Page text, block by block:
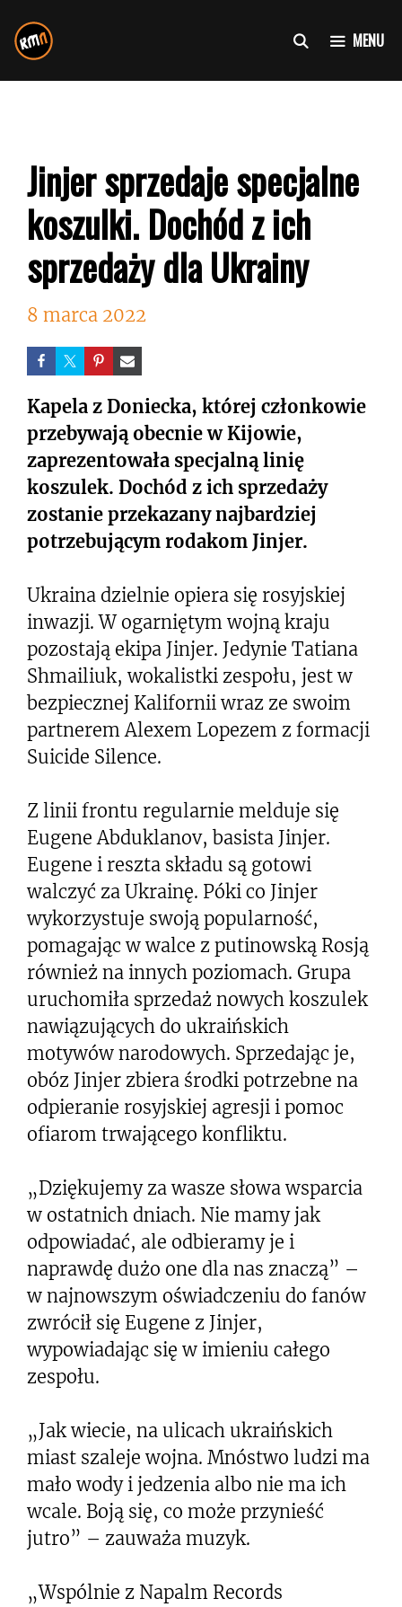
do
treści
MENU
Jinjer sprzedaje specjalne
koszulki. Dochód z ich
sprzedaży dla Ukrainy
8 marca 2022
Kapela z Doniecka, której członkowie
przebywają obecnie w Kijowie,
zaprezentowała specjalną linię
koszulek. Dochód z ich sprzedaży
zostanie przekazany najbardziej
potrzebującym rodakom Jinjer.
Ukraina dzielnie opiera się rosyjskiej
inwazji. W ogarniętym wojną kraju
pozostają ekipa Jinjer. Jedynie Tatiana
Shmailiuk, wokalistki zespołu, jest w
bezpiecznej Kalifornii wraz ze swoim
partnerem Alexem Lopezem z formacji
Suicide Silence.
Z linii frontu regularnie melduje się
Eugene Abduklanov, basista Jinjer.
Eugene i reszta składu są gotowi
walczyć za Ukrainę. Póki co Jinjer
wykorzystuje swoją popularność,
pomagając w walce z putinowską Rosją
również na innych poziomach. Grupa
uruchomiła sprzedaż nowych koszulek
nawiązujących do ukraińskich
motywów narodowych. Sprzedając je,
obóz Jinjer zbiera środki potrzebne na
odpieranie rosyjskiej agresji i pomoc
ofiarom trwającego konfliktu.
„Dziękujemy za wasze słowa wsparcia
w ostatnich dniach. Nie mamy jak
odpowiadać, ale odbieramy je i
naprawdę dużo one dla nas znaczą” –
w najnowszym oświadczeniu do fanów
zwrócił się Eugene z Jinjer,
wypowiadając się w imieniu całego
zespołu.
„Jak wiecie, na ulicach ukraińskich
miast szaleje wojna. Mnóstwo ludzi ma
mało wody i jedzenia albo nie ma ich
wcale. Boją się, co może przynieść
jutro” – zauważa muzyk.
„Wspólnie z Napalm Records